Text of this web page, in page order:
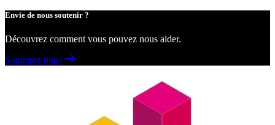
Envie de nous soutenir ?
Découvrez comment vous pouvez nous aider.
Soutenez-nous